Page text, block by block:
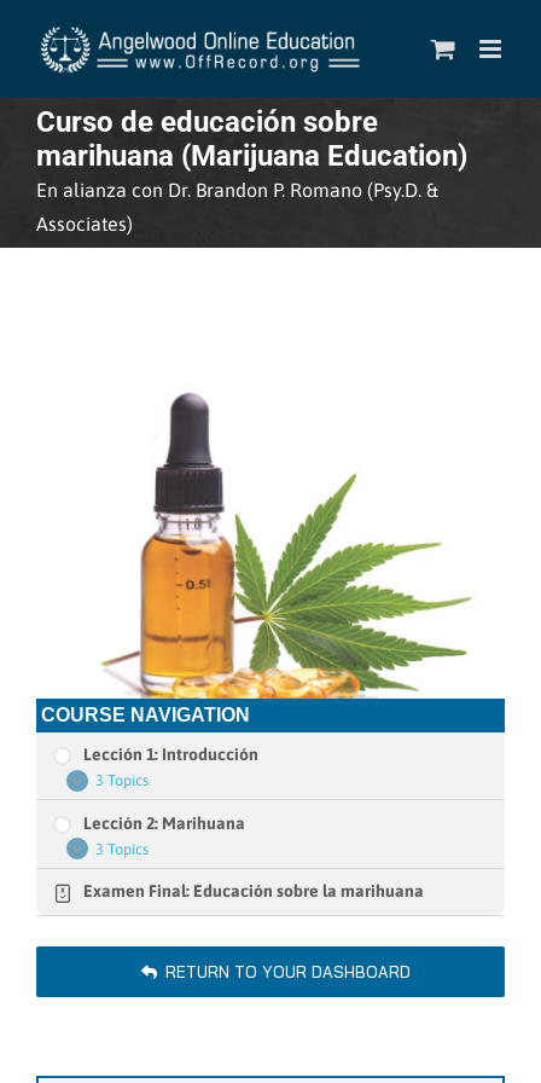
Curso de educación sobre
marihuana (Marijuana Education)
En alianza con Dr. Brandon P. Romano (Psy.D. &
Associates)
COURSE NAVIGATION
Lección 1: Introducción
Expand
Lección
1:
Introducción
3 Topics
Lección 2: Marihuana
Expand
Lección
2:
Marihuana
3 Topics
Examen Final: Educación sobre la marihuana
RETURN TO YOUR DASHBOARD